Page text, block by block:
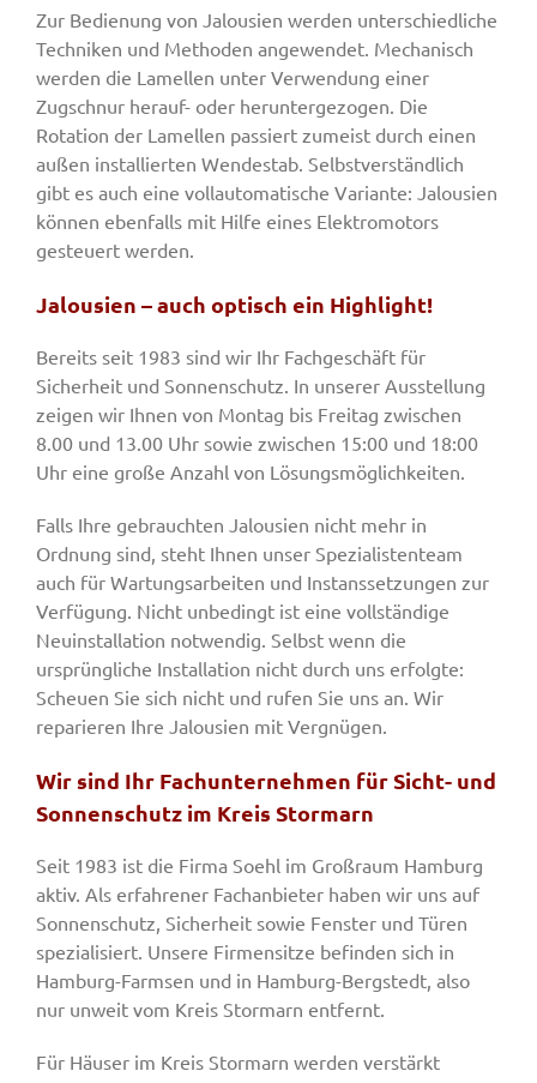
Zur Bedienung von Jalousien werden unterschiedliche
Techniken und Methoden angewendet. Mechanisch
werden die Lamellen unter Verwendung einer
Zugschnur herauf- oder heruntergezogen. Die
Rotation der Lamellen passiert zumeist durch einen
außen installierten Wendestab. Selbstverständlich
gibt es auch eine vollautomatische Variante: Jalousien
können ebenfalls mit Hilfe eines Elektromotors
gesteuert werden.
Jalousien – auch optisch ein Highlight!
Bereits seit 1983 sind wir Ihr Fachgeschäft für
Sicherheit und Sonnenschutz. In unserer Ausstellung
zeigen wir Ihnen von Montag bis Freitag zwischen
8.00 und 13.00 Uhr sowie zwischen 15:00 und 18:00
Uhr eine große Anzahl von Lösungsmöglichkeiten.
Falls Ihre gebrauchten Jalousien nicht mehr in
Ordnung sind, steht Ihnen unser Spezialistenteam
auch für Wartungsarbeiten und Instanssetzungen zur
Verfügung. Nicht unbedingt ist eine vollständige
Neuinstallation notwendig. Selbst wenn die
ursprüngliche Installation nicht durch uns erfolgte:
Scheuen Sie sich nicht und rufen Sie uns an. Wir
reparieren Ihre Jalousien mit Vergnügen.
Wir sind Ihr Fachunternehmen für Sicht- und
Sonnenschutz im Kreis Stormarn
Seit 1983 ist die Firma Soehl im Großraum Hamburg
aktiv. Als erfahrener Fachanbieter haben wir uns auf
Sonnenschutz, Sicherheit sowie Fenster und Türen
spezialisiert. Unsere Firmensitze befinden sich in
Hamburg-Farmsen und in Hamburg-Bergstedt, also
nur unweit vom Kreis Stormarn entfernt.
Für Häuser im Kreis Stormarn werden verstärkt